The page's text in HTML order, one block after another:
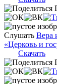
Слушать Вера
«Церковь и
Скачать